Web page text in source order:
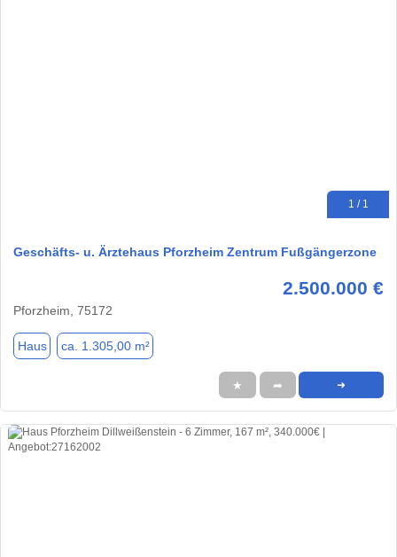
1 / 1
Geschäfts- u. Ärztehaus Pforzheim Zentrum Fußgängerzone
2.500.000 €
Pforzheim, 75172
Haus ca. 1.305,00 m²
★ ➦ ➜